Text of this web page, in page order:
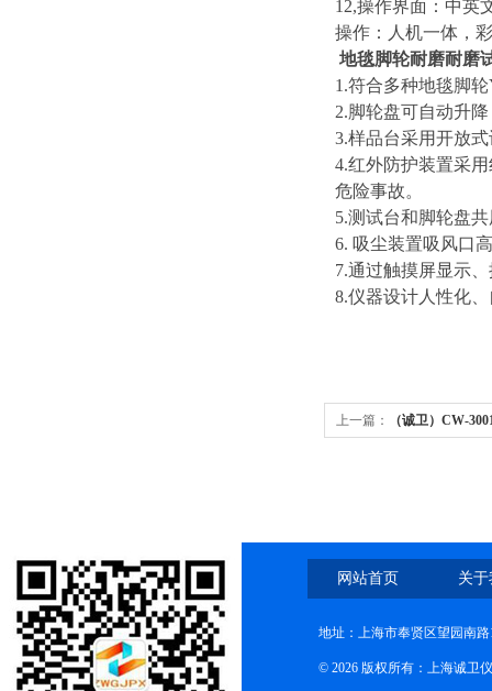
12,操作界面：中英
操作：人机一体，
地毯脚轮耐磨耐磨
1.符合多种地毯脚
2.脚轮盘可自动升
3.样品台采用开放
4.红外防护装置采
危险事故。
5.测试台和脚轮盘
6. 吸尘装置吸风口
7.通过触摸屏显示
8.仪器设计人性化
上一篇： （诚卫）CW-
网站首页 关
地址：上海市奉贤区望园南路
© 2026 版权所有：上海诚卫